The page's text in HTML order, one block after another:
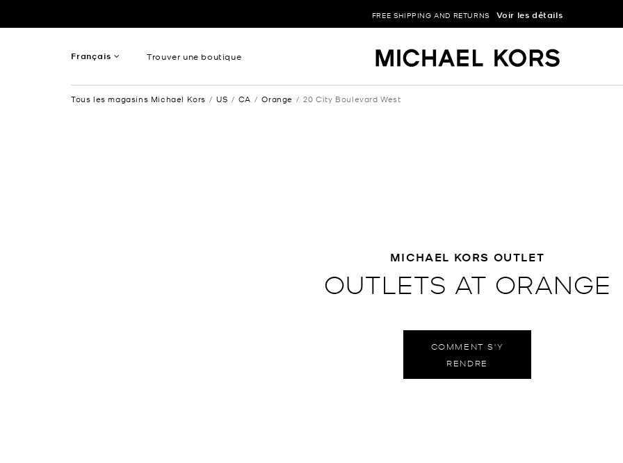
FREE SHIPPING AND RETURNS Voir les détails
Français Trouver une boutique
Tous les magasins Michael Kors US CA Orange 20 City Boulevard West
MICHAEL KORS OUTLET
OUTLETS AT ORANGE
COMMENT S'Y
RENDRE